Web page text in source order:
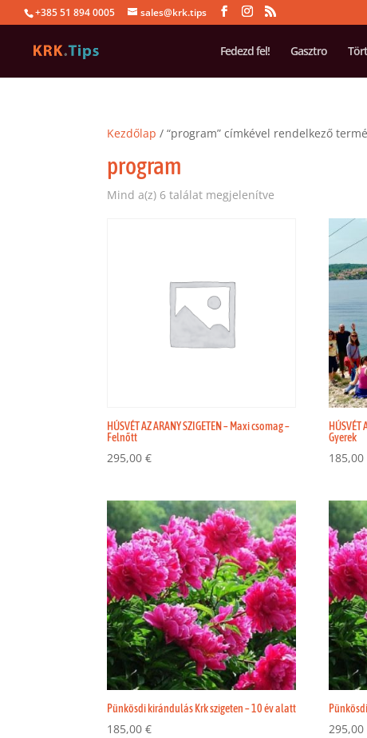
+385 51 894 0005 sales@krk.tips
Fedezd fel! Gasztro
Kezdőlap / “program” címkével rendelkező
program
Mind a(z) 6 találat megjelenítve
HÚSVÉT AZ ARANY SZIGETEN – Maxi csomag –
Felnőtt
295,00€
HÚSVÉT
Gyerek
185,00
Pünkösdi kirándulás Krk szigeten – 10 év alatt
185,00€ 295,00